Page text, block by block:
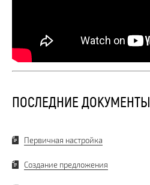
ПОСЛЕДНИЕ ДОКУМЕНТЫ
Первичная настройка
Создание предложения